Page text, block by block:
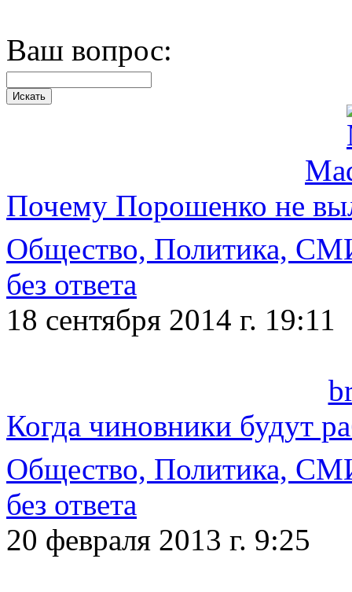
Ваш вопрос:
Почему Порошенко не
Общество, Политика,
без ответа
18 сентября 2014 г. 19:11
Когда чиновники будут
Общество, Политика,
без ответа
20 февраля 2013 г. 9:25